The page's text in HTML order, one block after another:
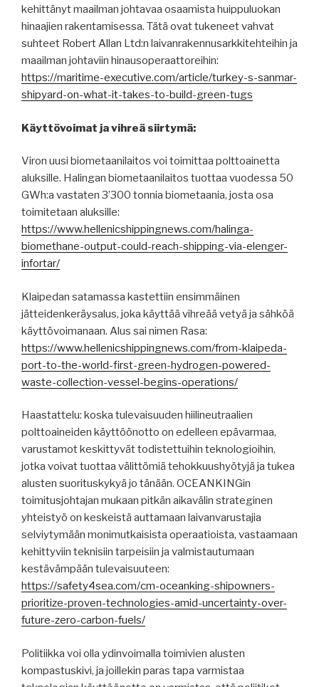
kehittänyt maailman johtavaa osaamista huippuluokan
hinaajien rakentamisessa. Tätä ovat tukeneet vahvat
suhteet Robert Allan Ltd:n laivanrakennusarkkitehteihin ja
maailman johtaviin hinausoperaattoreihin:
https://maritime-executive.com/article/turkey-s-sanmar-
shipyard-on-what-it-takes-to-build-green-tugs
Käyttövoimat ja vihreä siirtymä:
Viron uusi biometaanilaitos voi toimittaa polttoainetta
aluksille. Halingan biometaanilaitos tuottaa vuodessa 50
GWh:a vastaten 3’300 tonnia biometaania, josta osa
toimitetaan aluksille:
https://www.hellenicshippingnews.com/halinga-
biomethane-output-could-reach-shipping-via-elenger-
infortar/
Klaipedan satamassa kastettiin ensimmäinen
jätteidenkeräysalus, joka käyttää vihreää vetyä ja sähköä
käyttövoimanaan. Alus sai nimen Rasa:
https://www.hellenicshippingnews.com/from-klaipeda-
port-to-the-world-first-green-hydrogen-powered-
waste-collection-vessel-begins-operations/
Haastattelu: koska tulevaisuuden hiilineutraalien
polttoaineiden käyttöönotto on edelleen epävarmaa,
varustamot keskittyvät todistettuihin teknologioihin,
jotka voivat tuottaa välittömiä tehokkuushyötyjä ja tukea
alusten suorituskykyä jo tänään. OCEANKINGin
toimitusjohtajan mukaan pitkän aikavälin strateginen
yhteistyö on keskeistä auttamaan laivanvarustajia
selviytymään monimutkaisista operaatioista, vastaamaan
kehittyviin teknisiin tarpeisiin ja valmistautumaan
kestävämpään tulevaisuuteen:
https://safety4sea.com/cm-oceanking-shipowners-
prioritize-proven-technologies-amid-uncertainty-over-
future-zero-carbon-fuels/
Politiikka voi olla ydinvoimalla toimivien alusten
kompastuskivi, ja joillekin paras tapa varmistaa